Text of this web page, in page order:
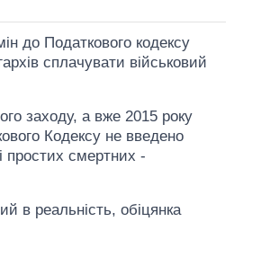
до Податкового кодексу
сплачувати військовий
заходу, а вже 2015 року
Кодексу не введено
простих смертних -
в реальність, обіцянка